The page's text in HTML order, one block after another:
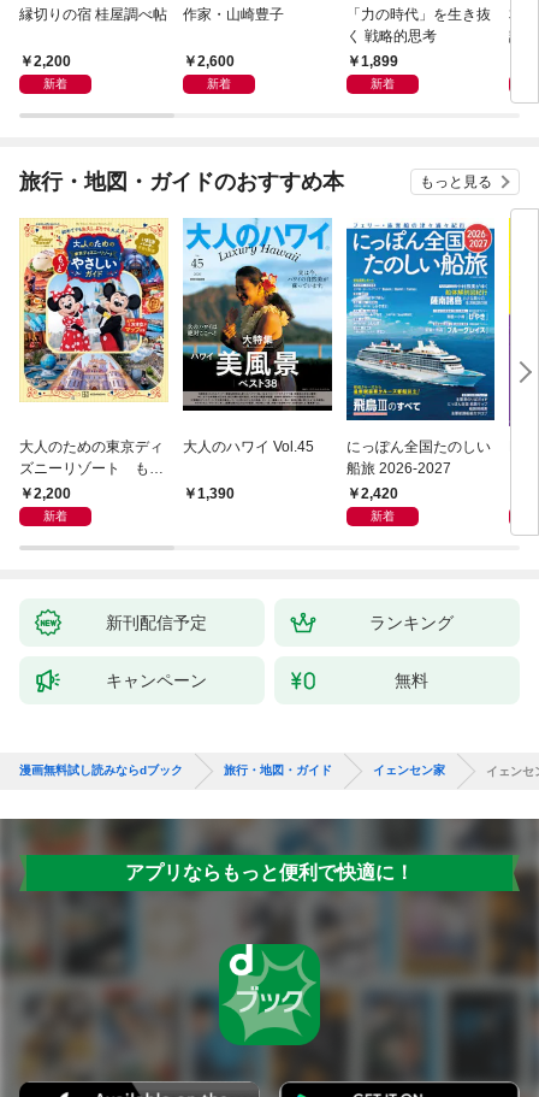
縁切りの宿 桂屋調べ帖
2,200
新着
作家・山崎豊子
2,600
新着
「力の時代」を生き抜
く 戦略的思考
1,899
新着
本
話）
旅行・地図・ガイドのおすすめ本 もっと見る
大人のための東京ディ
ズニーリゾート もっ
とやさしいガイド
2,200
新着
大人のハワイ Vol.45
1,390
にっぽん全国たのしい
船旅 2026-2027
2,420
新着
新刊配信予定 ランキング
キャンペーン 無料
漫画無料試し読みならdブック 旅行・地図・ガイド イェンセン家 イェン
アプリならもっと便利で快適に！